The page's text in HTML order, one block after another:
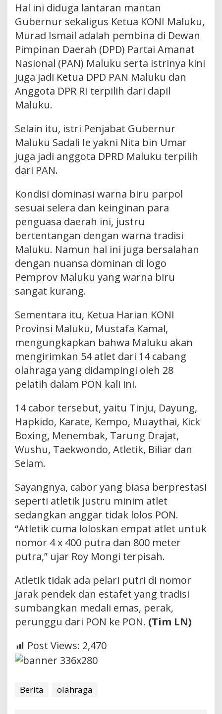
Hal ini diduga lantaran mantan
Gubernur sekaligus Ketua KONI Maluku,
Murad Ismail adalah pembina di Dewan
Pimpinan Daerah (DPD) Partai Amanat
Nasional (PAN) Maluku serta istrinya kini
juga jadi Ketua DPD PAN Maluku dan
Anggota DPR RI terpilih dari dapil
Maluku.
Selain itu, istri Penjabat Gubernur
Maluku Sadali Ie yakni Nita bin Umar
juga jadi anggota DPRD Maluku terpilih
dari PAN.
Kondisi dominasi warna biru parpol
sesuai selera dan keinginan para
penguasa daerah ini, justru
bertentangan dengan warna tradisi
Maluku. Namun hal ini juga bersalahan
dengan nuansa dominan di logo
Pemprov Maluku yang warna biru
sangat kurang.
Sementara itu, Ketua Harian KONI
Provinsi Maluku, Mustafa Kamal,
mengungkapkan bahwa Maluku akan
mengirimkan 54 atlet dari 14 cabang
olahraga yang didampingi oleh 28
pelatih dalam PON kali ini.
14 cabor tersebut, yaitu Tinju, Dayung,
Hapkido, Karate, Kempo, Muaythai, Kick
Boxing, Menembak, Tarung Drajat,
Wushu, Taekwondo, Atletik, Biliar dan
Selam.
Sayangnya, cabor yang biasa berprestasi
seperti atletik justru minim atlet
sedangkan anggar tidak lolos PON.
“Atletik cuma loloskan empat atlet untuk
nomor 4 x 400 putra dan 800 meter
putra,” ujar Roy Mongi terpisah.
Atletik tidak ada pelari putri di nomor
jarak pendek dan estafet yang tradisi
sumbangkan medali emas, perak,
perunggu dari PON ke PON. (Tim LN)
Post Views: 2,470
Berita olahraga